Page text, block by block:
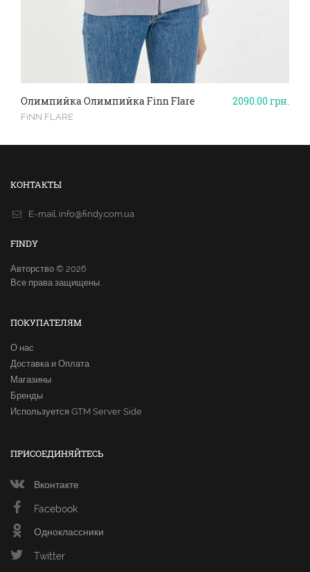
2090.00грн.
Олимпийка Олимпийка Finn Flare
FiNN FLARE
КОНТАКТЫ
E-mail. info@findy.com.ua
FINDY
Авторство © 2026
Все права защищены.
ПОКУПАТЕЛЯМ
О нас
Доставка и Оплата
Магазины
Бренды
Используется GTM Server Side
ПРИСОЕДИНЯЙТЕСЬ
Вконтакте
Facebook
Одноклассники
Twitter